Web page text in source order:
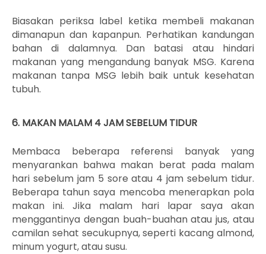
Biasakan periksa label ketika membeli makanan
dimanapun dan kapanpun. Perhatikan kandungan
bahan di dalamnya. Dan batasi atau hindari
makanan yang mengandung banyak MSG. Karena
makanan tanpa MSG lebih baik untuk kesehatan
tubuh.
6. MAKAN MALAM 4 JAM SEBELUM TIDUR
Membaca beberapa referensi banyak yang
menyarankan bahwa makan berat pada malam
hari sebelum jam 5 sore atau 4 jam sebelum tidur.
Beberapa tahun saya mencoba menerapkan pola
makan ini. Jika malam hari lapar saya akan
menggantinya dengan buah-buahan atau jus, atau
camilan sehat secukupnya, seperti kacang almond,
minum yogurt, atau susu.